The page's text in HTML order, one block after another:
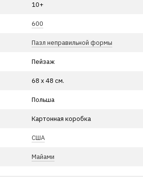
10+
600
Пазл неправильной формы
Пейзаж
68 х 48 см.
Польша
Картонная коробка
США
Майами